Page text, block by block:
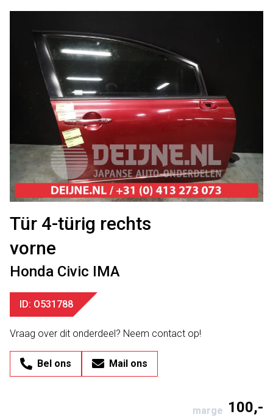
Tür 4-türig rechts
vorne
Honda Civic IMA
ID: O531788
Vraag over dit onderdeel? Neem contact op!
Bel ons Mail ons
marge 100,-